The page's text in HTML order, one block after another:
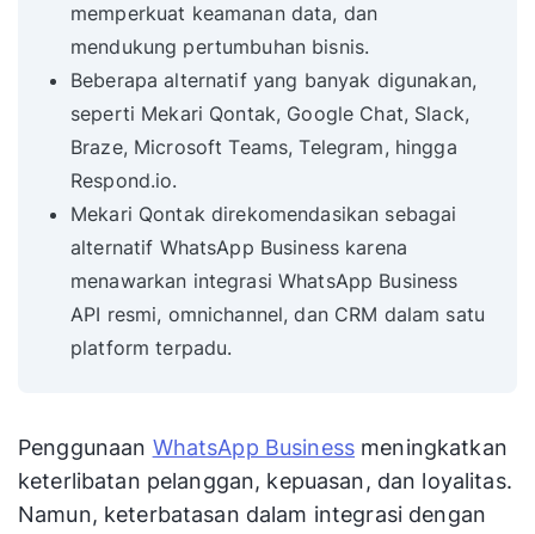
memperkuat keamanan data, dan
mendukung pertumbuhan bisnis.
Beberapa alternatif yang banyak digunakan,
seperti Mekari Qontak, Google Chat, Slack,
Braze, Microsoft Teams, Telegram, hingga
Respond.io.
Mekari Qontak direkomendasikan sebagai
alternatif WhatsApp Business karena
menawarkan integrasi WhatsApp Business
API resmi, omnichannel, dan CRM dalam satu
platform terpadu.
Penggunaan WhatsApp Business meningkatkan
keterlibatan pelanggan, kepuasan, dan loyalitas.
Namun, keterbatasan dalam integrasi dengan